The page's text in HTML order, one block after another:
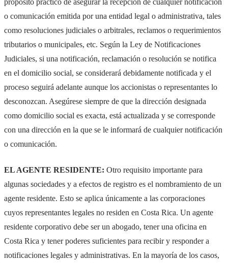
propósito práctico de asegurar la recepción de cualquier notificación
o comunicación emitida por una entidad legal o administrativa, tales
como resoluciones judiciales o arbitrales, reclamos o requerimientos
tributarios o municipales, etc. Según la Ley de Notificaciones
Judiciales, si una notificación, reclamación o resolución se notifica
en el domicilio social, se considerará debidamente notificada y el
proceso seguirá adelante aunque los accionistas o representantes lo
desconozcan. Asegúrese siempre de que la dirección designada
como domicilio social es exacta, está actualizada y se corresponde
con una dirección en la que se le informará de cualquier notificación
o comunicación.
EL AGENTE RESIDENTE: Otro requisito importante para
algunas sociedades y a efectos de registro es el nombramiento de un
agente residente. Esto se aplica únicamente a las corporaciones
cuyos representantes legales no residen en Costa Rica. Un agente
residente corporativo debe ser un abogado, tener una oficina en
Costa Rica y tener poderes suficientes para recibir y responder a
notificaciones legales y administrativas. En la mayoría de los casos,